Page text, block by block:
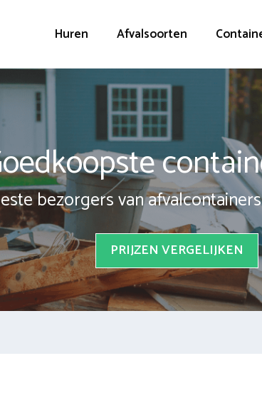
Huren Afvalsoorten
bezorgers van
PRIJZEN VERGELIJKEN